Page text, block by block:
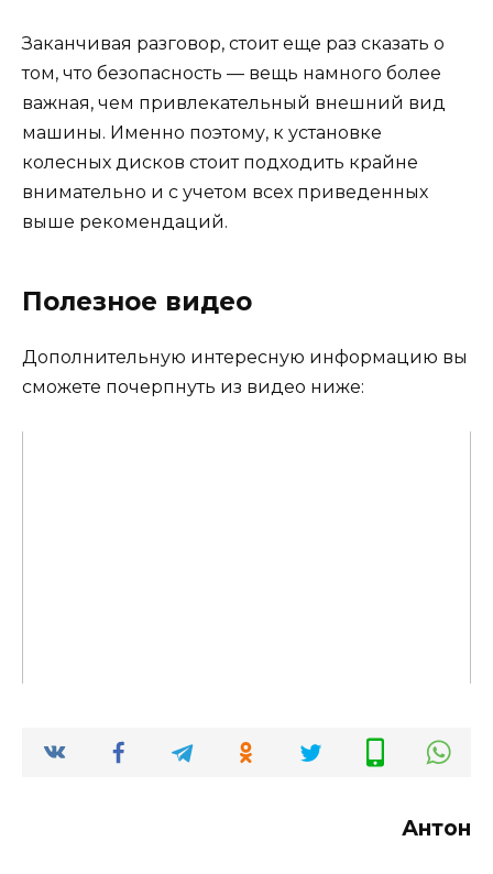
Заканчивая разговор, стоит еще раз сказать о
том, что безопасность — вещь намного более
важная, чем привлекательный внешний вид
машины. Именно поэтому, к установке
колесных дисков стоит подходить крайне
внимательно и с учетом всех приведенных
выше рекомендаций.
Полезное видео
Дополнительную интересную информацию вы
сможете почерпнуть из видео ниже:
Антон